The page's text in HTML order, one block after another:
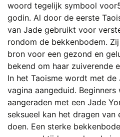
woord tegelijk symbool
godin. Al door de eerste
van Jade gebruikt voor
rondom de bekkenbodem.
bron voor een gezond en
bekend om haar zuiverende
In het Taoisme wordt met
vagina aangeduid.
aangeraden met een Jade
seksueel kan het dragen van
doen. Een sterke